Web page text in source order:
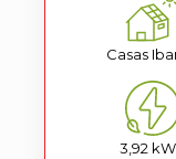
Casas
3,92